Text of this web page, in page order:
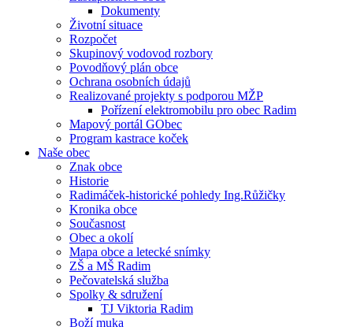
Dokumenty
Životní situace
Rozpočet
Skupinový vodovod rozbory
Povodňový plán obce
Ochrana osobních údajů
Realizované projekty s podporou MŽP
Pořízení elektromobilu pro obec Radim
Mapový portál GObec
Program kastrace koček
Naše obec
Znak obce
Historie
Radimáček-historické pohledy Ing.Růžičky
Kronika obce
Současnost
Obec a okolí
Mapa obce a letecké snímky
ZŠ a MŠ Radim
Pečovatelská služba
Spolky & sdružení
TJ Viktoria Radim
Boží muka